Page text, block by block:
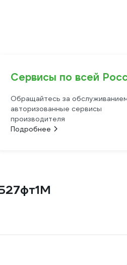
Сервисы по всей
Обращайтесь за
авторизованные сервисы
производителя
Подробнее